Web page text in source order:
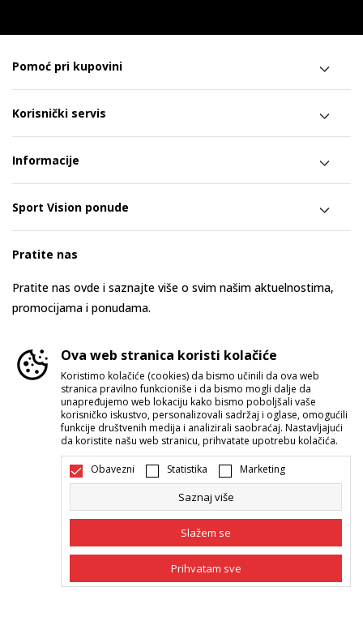
Pomoć pri kupovini
Korisnički servis
Informacije
Sport Vision ponude
Pratite nas
Pratite nas ovde i saznajte više o svim našim aktuelnostima,
promocijama i ponudama.
Srbija Promenite
samih cena, ali ne možemo garantovati da su sve informacije kompletne i
Ova web stranica koristi kolačiće
Koristimo kolačiće (cookies) da bismo učinili da ova web
stranica pravilno funkcioniše i da bismo mogli dalje da
unapređujemo web lokaciju kako bismo poboljšali vaše
korisničko iskustvo, personalizovali sadržaj i oglase, omogućili
funkcije društvenih medija i analizirali saobraćaj. Nastavljajući
da koristite našu web stranicu, prihvatate upotrebu kolačića.
Obavezni Statistika Marketing
Saznaj više
Slažem se
Prihvatam sve